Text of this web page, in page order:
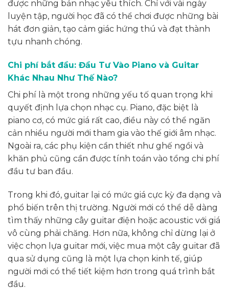
được những bản nhạc yêu thích. Chỉ với vài ngày
luyện tập, người học đã có thể chơi được những bài
hát đơn giản, tạo cảm giác hứng thú và đạt thành
tựu nhanh chóng.
Chi phí bắt đầu: Đầu Tư Vào Piano và Guitar
Khác Nhau Như Thế Nào?
Chi phí là một trong những yếu tố quan trọng khi
quyết định lựa chọn nhạc cụ. Piano, đặc biệt là
piano cơ, có mức giá rất cao, điều này có thể ngăn
cản nhiều người mới tham gia vào thế giới âm nhạc.
Ngoài ra, các phụ kiện cần thiết như ghế ngồi và
khăn phủ cũng cần được tính toán vào tổng chi phí
đầu tư ban đầu.
Trong khi đó, guitar lại có mức giá cực kỳ đa dạng và
phổ biến trên thị trường. Người mới có thể dễ dàng
tìm thấy những cây guitar điện hoặc acoustic với giá
vô cùng phải chăng. Hơn nữa, không chỉ dừng lại ở
việc chọn lựa guitar mới, việc mua một cây guitar đã
qua sử dụng cũng là một lựa chọn kinh tế, giúp
người mới có thể tiết kiệm hơn trong quá trình bắt
đầu.